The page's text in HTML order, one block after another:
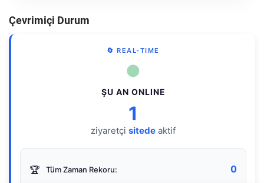
Çevrimiçi Durum
🔄 REAL-TIME
●
ŞU AN ONLINE
1
ziyaretçi sitede aktif
🏆 Tüm Zaman Rekoru: 0